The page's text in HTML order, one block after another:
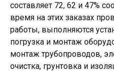
составляет 72, 62 и 47%
время на этих заказах
работы, выполняются
погрузка и монтаж
монтаж трубопроводов,
очистка, грунтовка и